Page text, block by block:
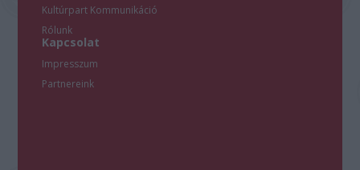
Kultúrpart Kommunikáció
Rólunk
Kapcsolat
Impresszum
Partnereink